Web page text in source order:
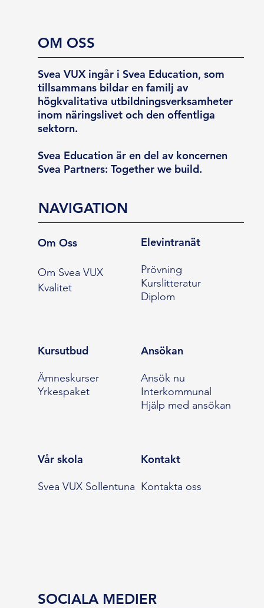
OM OSS
Svea VUX ingår i Svea Education, som
tillsammans bildar en familj av
högkvalitativa utbildningsverksamheter
inom näringslivet och den offentliga
sektorn.
Svea Education är en del av koncernen
Svea Partners: Together we build.
NAVIGATION
Om Oss
Om Svea VUX
Kvalitet
Elevintranät
Prövning
Kurslitteratur
Diplom
Kursutbud
Ämneskurser
Yrkespaket
Ansökan
Ansök nu
Interkommunal
Hjälp med ansökan
Vår skola
Svea VUX Sollentuna
Kontakt
Kontakta oss
SOCIALA MEDIER